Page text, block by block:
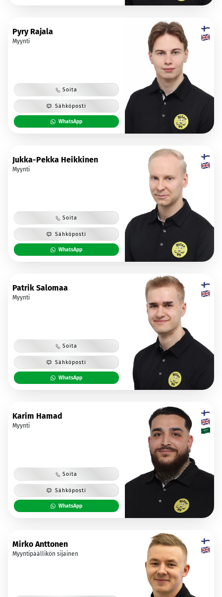
Pyry Rajala
Myynti
Soita
Sähköposti
WhatsApp
Jukka-Pekka Heikkinen
Myynti
Soita
Sähköposti
WhatsApp
Patrik Salomaa
Myynti
Soita
Sähköposti
WhatsApp
Karim Hamad
Myynti
Soita
Sähköposti
WhatsApp
Mirko Anttonen
Myyntipäällikön sijainen